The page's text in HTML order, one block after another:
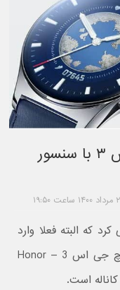
رونمایی اولیه از آنر واچ جی اس ۳ با سنسور
۱۹:۵۰
که البته فعلا وارد
بازار نخواهد شد. مهم‌ترین ویژگی آنر واچ جی اس 3 – Honor